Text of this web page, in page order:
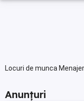
Locuri de munca
Anunțuri